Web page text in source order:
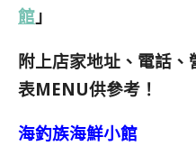
館 」
附上店家地址、電話
表MENU供參考！
海釣族海鮮小館